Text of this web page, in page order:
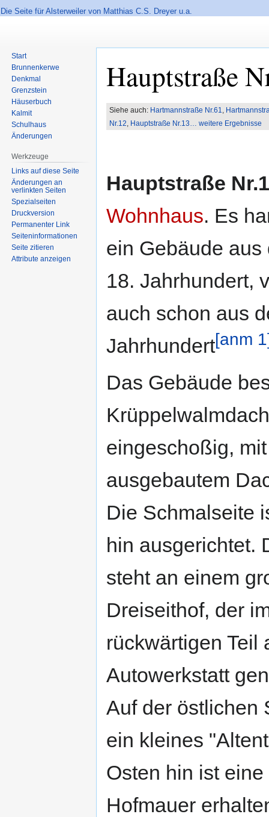
Die Seite für Alsterweiler von Matthias C.S. Dreyer u.a.
Hauptstraße
Zur
Navigation
Zur
Suche
Siehe auch: Hartmannstraße Nr.61
Nr.12
Hauptstraße Nr.13 … weitere Ergebnisse
Hauptstraße
Wohnhaus. Es
ein Gebäude aus
18. Jahrhundert,
auch schon aus
Jahrhundert[anm
Das Gebäude
eingeschoßig, mit
ausgebautem
Die Schmalseite
hin ausgerichtet.
steht an einem
Dreiseithof, der
rückwärtigen Teil
Autowerkstatt
Auf der östlichen
ein kleines
Osten hin ist eine
Hofmauer
Start
Brunnenkerwe
Denkmal
Grenzstein
Häuserbuch
Kalmit
Schulhaus
Änderungen
Werkzeuge
Links auf diese Seite
Änderungen an
verlinkten Seiten
Spezialseiten
Druckversion
Permanenter Link
Seiten­informationen
Seite zitieren
Attribute anzeigen